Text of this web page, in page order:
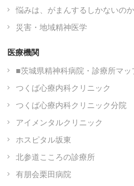
悩みは、がまんするしかないの
災害・地域精神医学
医療機関
■茨城県精神科病院・診療所マッ
つくば心療内科クリニック
つくば心療内科クリニック分院
アイメンタルクリニック
ホスピタル坂東
北参道こころの診療所
有朋会栗田病院